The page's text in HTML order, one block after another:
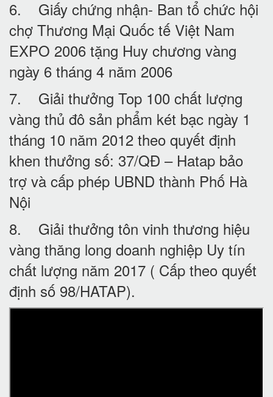
6. Giấy chứng nhận- Ban tổ chức hội
chợ Thương Mại Quốc tế Việt Nam
EXPO 2006 tặng Huy chương vàng
ngày 6 tháng 4 năm 2006
7. Giải thưởng Top 100 chất lượng
vàng thủ đô sản phẩm két bạc ngày 1
tháng 10 năm 2012 theo quyết định
khen thưởng số: 37/QĐ – Hatap bảo
trợ và cấp phép UBND thành Phố Hà
Nội
8. Giải thưởng tôn vinh thương hiệu
vàng thăng long doanh nghiệp Uy tín
chất lượng năm 2017 ( Cấp theo quyết
định số 98/HATAP).